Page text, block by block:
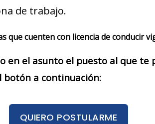
de trabajo.
que cuenten con licencia de conducir
en el asunto el puesto al que te
botón a continuación:
QUIERO POSTULARME